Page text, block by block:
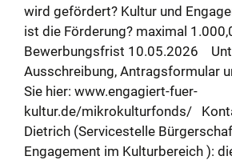
wird gefördert? Kultur und
ist die Förderung? maximal
Bewerbungsfrist 10.05.2026
Ausschreibung, Antragsformular
Sie hier: www.engagiert-fuer-
kultur.de/mikrokulturfonds/
Dietrich (Servicestelle
Engagement im Kulturbereich ):